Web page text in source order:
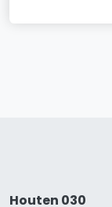
Houten 030